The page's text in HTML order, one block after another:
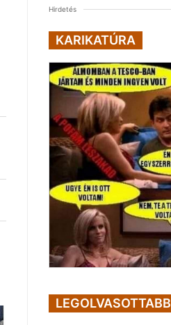
Hirdetés
KARIKATÚRA
LEGOLVASOTTABB